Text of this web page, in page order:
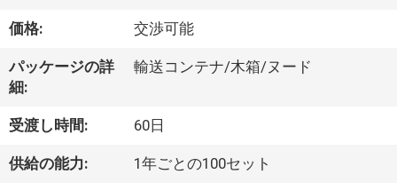
VR
シ
ョ
ー
価格: 交渉可能
パッケージの詳
細:
輸送コンテナ/木箱/ヌード
受渡し時間: 60日
供給の能力: 1年ごとの100セット